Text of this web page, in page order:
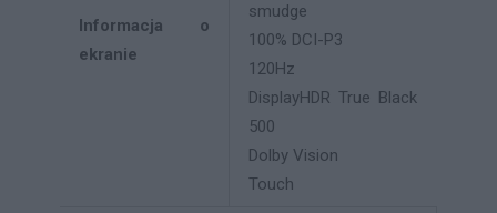
Informacja o
ekranie
smudge
100% DCI-P3
120Hz
DisplayHDR True Black
500
Dolby Vision
Touch